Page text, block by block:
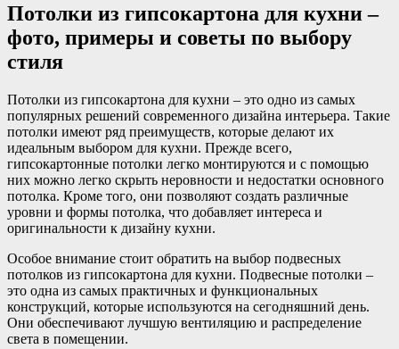
Потолки из гипсокартона для кухни –
фото, примеры и советы по выбору
стиля
Потолки из гипсокартона для кухни – это одно из самых
популярных решений современного дизайна интерьера. Такие
потолки имеют ряд преимуществ, которые делают их
идеальным выбором для кухни. Прежде всего,
гипсокартонные потолки легко монтируются и с помощью
них можно легко скрыть неровности и недостатки основного
потолка. Кроме того, они позволяют создать различные
уровни и формы потолка, что добавляет интереса и
оригинальности к дизайну кухни.
Особое внимание стоит обратить на выбор подвесных
потолков из гипсокартона для кухни. Подвесные потолки –
это одна из самых практичных и функциональных
конструкций, которые используются на сегодняшний день.
Они обеспечивают лучшую вентиляцию и распределение
света в помещении.